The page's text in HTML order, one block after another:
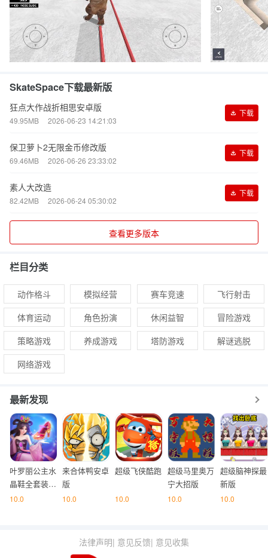
SkateSpace下载最新版
狂点大作战折相思安卓版
49.95MB 2026-06-23 14:21:03
下载
保卫萝卜2无限金币修改版
69.46MB 2026-06-26 23:33:02
下载
素人大改造
82.42MB 2026-06-24 05:30:02
下载
查看更多版本
栏目分类
动作格斗 模拟经营 赛车竞速
飞行射击
体育运动
角色扮演 休闲益智
冒险游戏
策略游戏
养成游戏 塔防游戏
解谜逃脱
网络游戏
最新发现
叶罗丽公主水
晶鞋全套装解
锁版
10.0
来合体鸭安卓
版
10.0
超级飞侠酷跑
10.0
超级马里奥万
宁大招版
10.0
超级脑神探最
新版
10.0
法律声明| 意见反馈| 意见收集